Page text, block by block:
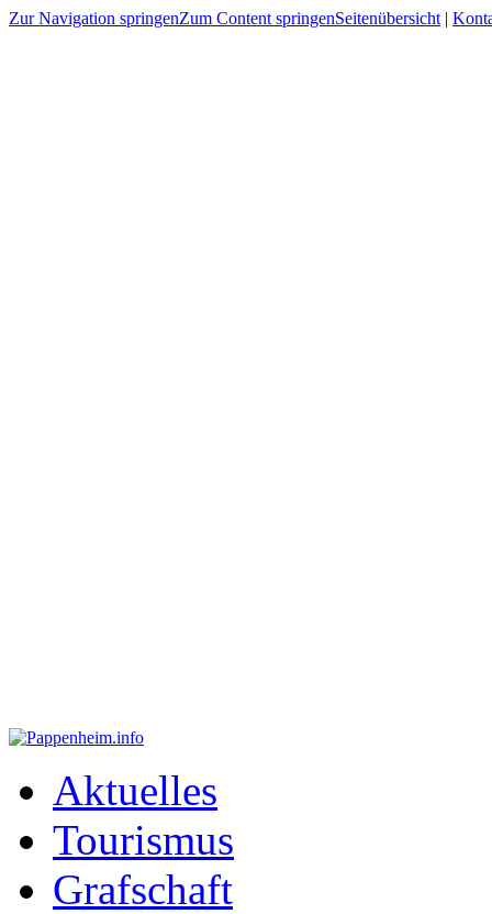
Zur Navigation springenZum Content springenSeitenübersicht |
Aktuelles
Tourismus
Grafschaft